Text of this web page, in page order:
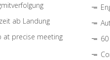
ab Landung
at precise meeting